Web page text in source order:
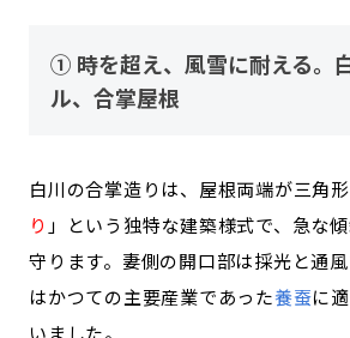
① 時を超え、風雪に耐える。
ル、合掌屋根
白川の合掌造りは、屋根両端が三角
り 」という独特な建築様式で、急な
守ります。妻側の開口部は採光と通
はかつての主要産業であった養蚕に
いました。